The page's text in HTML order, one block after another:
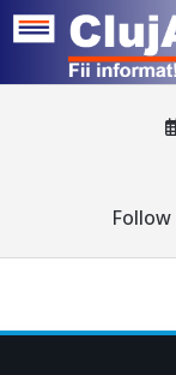
Follow